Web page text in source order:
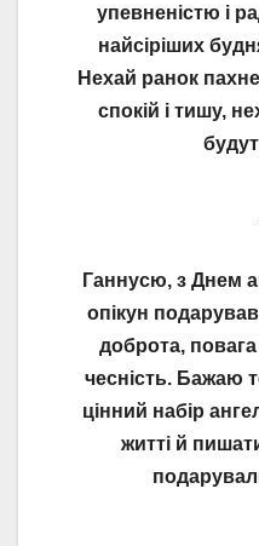
упевненістю і
найсіріших
Нехай ранок
спокій і тишу,
Ганнусю, з Днем
опікун подарував
доброта,
чесність. Бажаю
цінний набір
житті й